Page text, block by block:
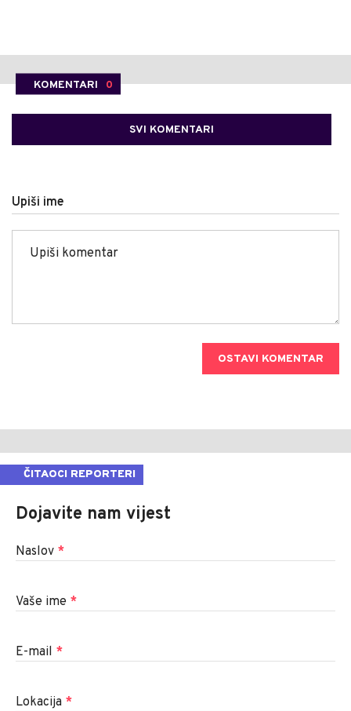
KOMENTARI 0
SVI KOMENTARI
Upiši ime
OSTAVI KOMENTAR
ČITAOCI REPORTERI
Dojavite nam vijest
Naslov *
Vaše ime *
E-mail *
Lokacija *